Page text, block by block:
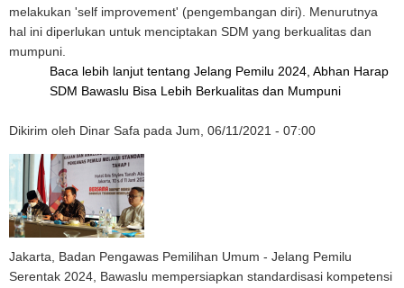
melakukan 'self improvement' (pengembangan diri). Menurutnya
hal ini diperlukan untuk menciptakan SDM yang berkualitas dan
mumpuni.
Baca lebih lanjut tentang Jelang Pemilu 2024, Abhan Harap
SDM Bawaslu Bisa Lebih Berkualitas dan Mumpuni
Dikirim oleh Dinar Safa pada Jum, 06/11/2021 - 07:00
Jakarta, Badan Pengawas Pemilihan Umum - Jelang Pemilu
Serentak 2024, Bawaslu mempersiapkan standardisasi kompetensi